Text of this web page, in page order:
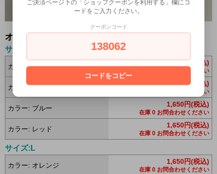
オプションの値段詳細
サイズ:M
カラー: オレンジ 1,650円(税込)
在庫 0 お問合わせください
カラー: ホワイト 1,650円(税込)
在庫 0 お問合わせください
カラー: ブルー 1,650円(税込)
在庫 0 お問合わせください
カラー: レッド 1,650円(税込)
在庫 0 お問合わせください
サイズ:L
カラー: オレンジ 1,650円(税込)
在庫 0 お問合わせください
ご決済ページ下の「ショップクーポンを利用する」欄にコ
ードをご入力ください。
クーポンコード
138062
コードをコピー